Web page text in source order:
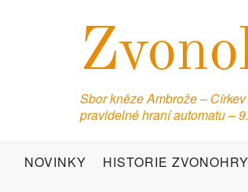
Sbor kněze Ambrože –
pravidelné hraní automatu –
NOVINKY HISTORIE